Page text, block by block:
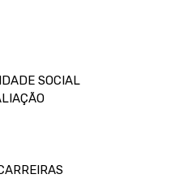
SOCIAL